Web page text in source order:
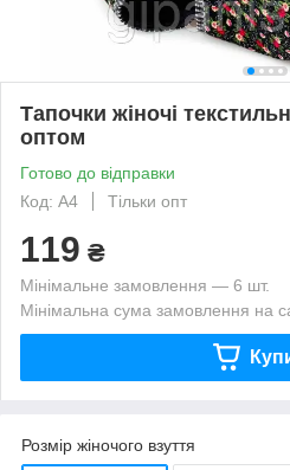
Тапочки жіночі
оптом
Готово до відправки
Код: А4
Тільки опт
119 ₴
Мінімальне замовлення — 6 шт.
Мінімальна сума замовлення на
Розмір жіночого взуття